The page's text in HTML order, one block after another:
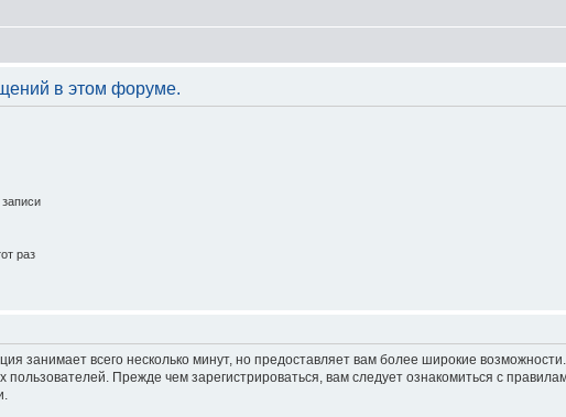
в этом форуме.
раз
занимает всего несколько минут, но предоставляет вам более широкие
Прежде чем зарегистрироваться, вам следует ознакомиться с